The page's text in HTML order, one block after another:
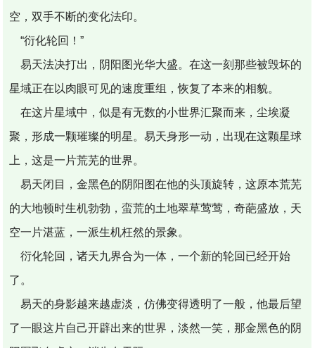
空，双手不断的变化法印。
“衍化轮回！”
易天法决打出，阴阳图光华大盛。在这一刻那些被毁坏的
星域正在以肉眼可见的速度重组，恢复了本来的相貌。
在这片星域中，似是有无数的小世界汇聚而来，尘埃凝
聚，形成一颗璀璨的明星。易天身形一动，出现在这颗星球
上，这是一片荒芜的世界。
易天闭目，金黑色的阴阳图在他的头顶旋转，这原本荒芜
的大地顿时生机勃勃，蛮荒的土地翠草莺莺，奇葩盛放，天
空一片湛蓝，一派生机枉然的景象。
衍化轮回，诸天九界合为一体，一个新的轮回已经开始
了。
易天的身影越来越虚淡，仿佛变得透明了一般，他最后望
了一眼这片自己开辟出来的世界，淡然一笑，那金黑色的阴